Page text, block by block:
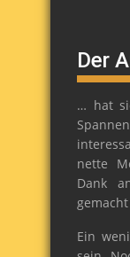
Der
… hat
nette
Dank
Ein